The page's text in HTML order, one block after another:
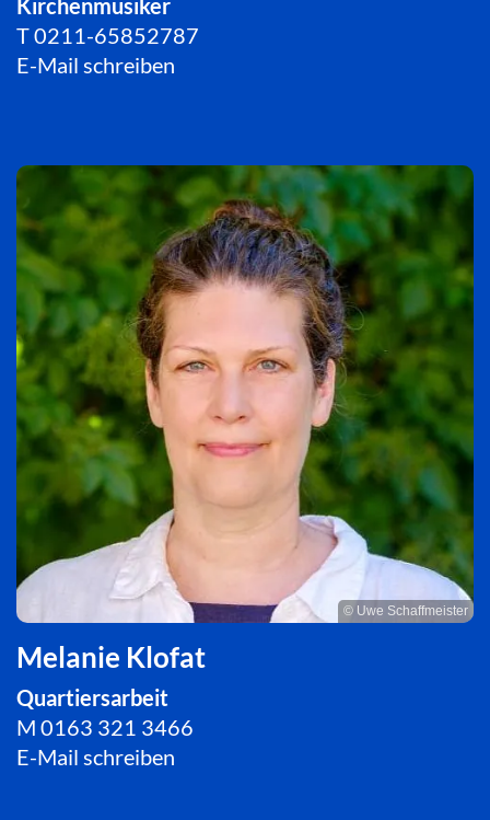
Kirchenmusiker
T0211-65852787
E-Mail schreiben
© Uwe Schaffmeister
Melanie Klofat
Quartiersarbeit
M 0163 321 3466
E-Mail schreiben